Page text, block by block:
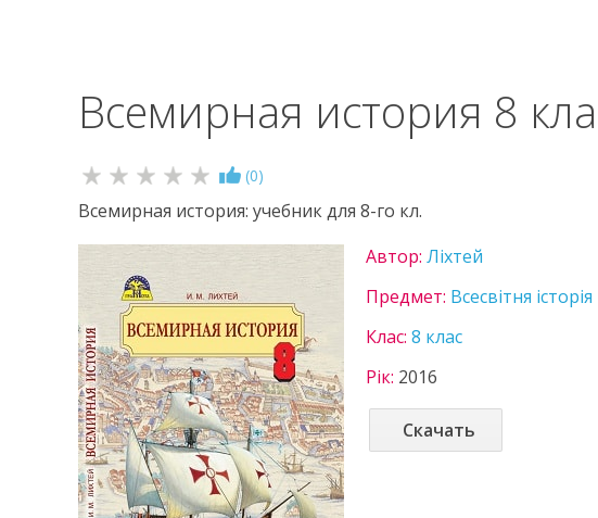
Всемирная история 8
(0)
Всемирная история: учебник для 8-го кл.
Автор: Ліхтей
Предмет: Всесвітня історія
Клас: 8 клас
Рік: 2016
Скачать